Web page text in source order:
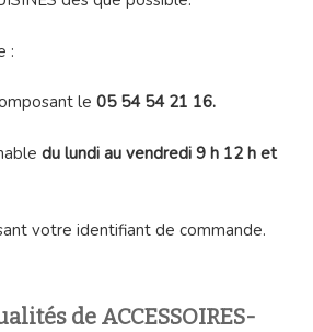
:
le 05 54 54 21 16.
du lundi au vendredi 9 h 12 h et
votre identifiant de commande.
de ACCESSOIRES-